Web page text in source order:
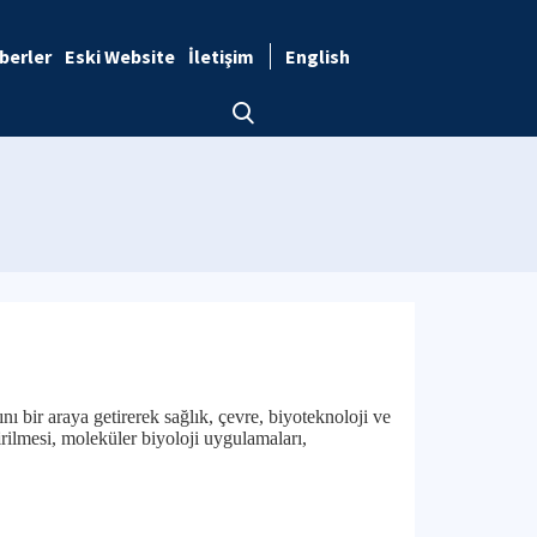
Eski Website İletişim English
bir araya getirerek sağlık, çevre, biyoteknoloji ve
moleküler biyoloji uygulamaları,